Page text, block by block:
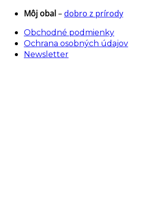
Skip
content
Môj obal–dobro z prírody
Obchodné podmienky
Ochrana osobných údajov
Newsletter